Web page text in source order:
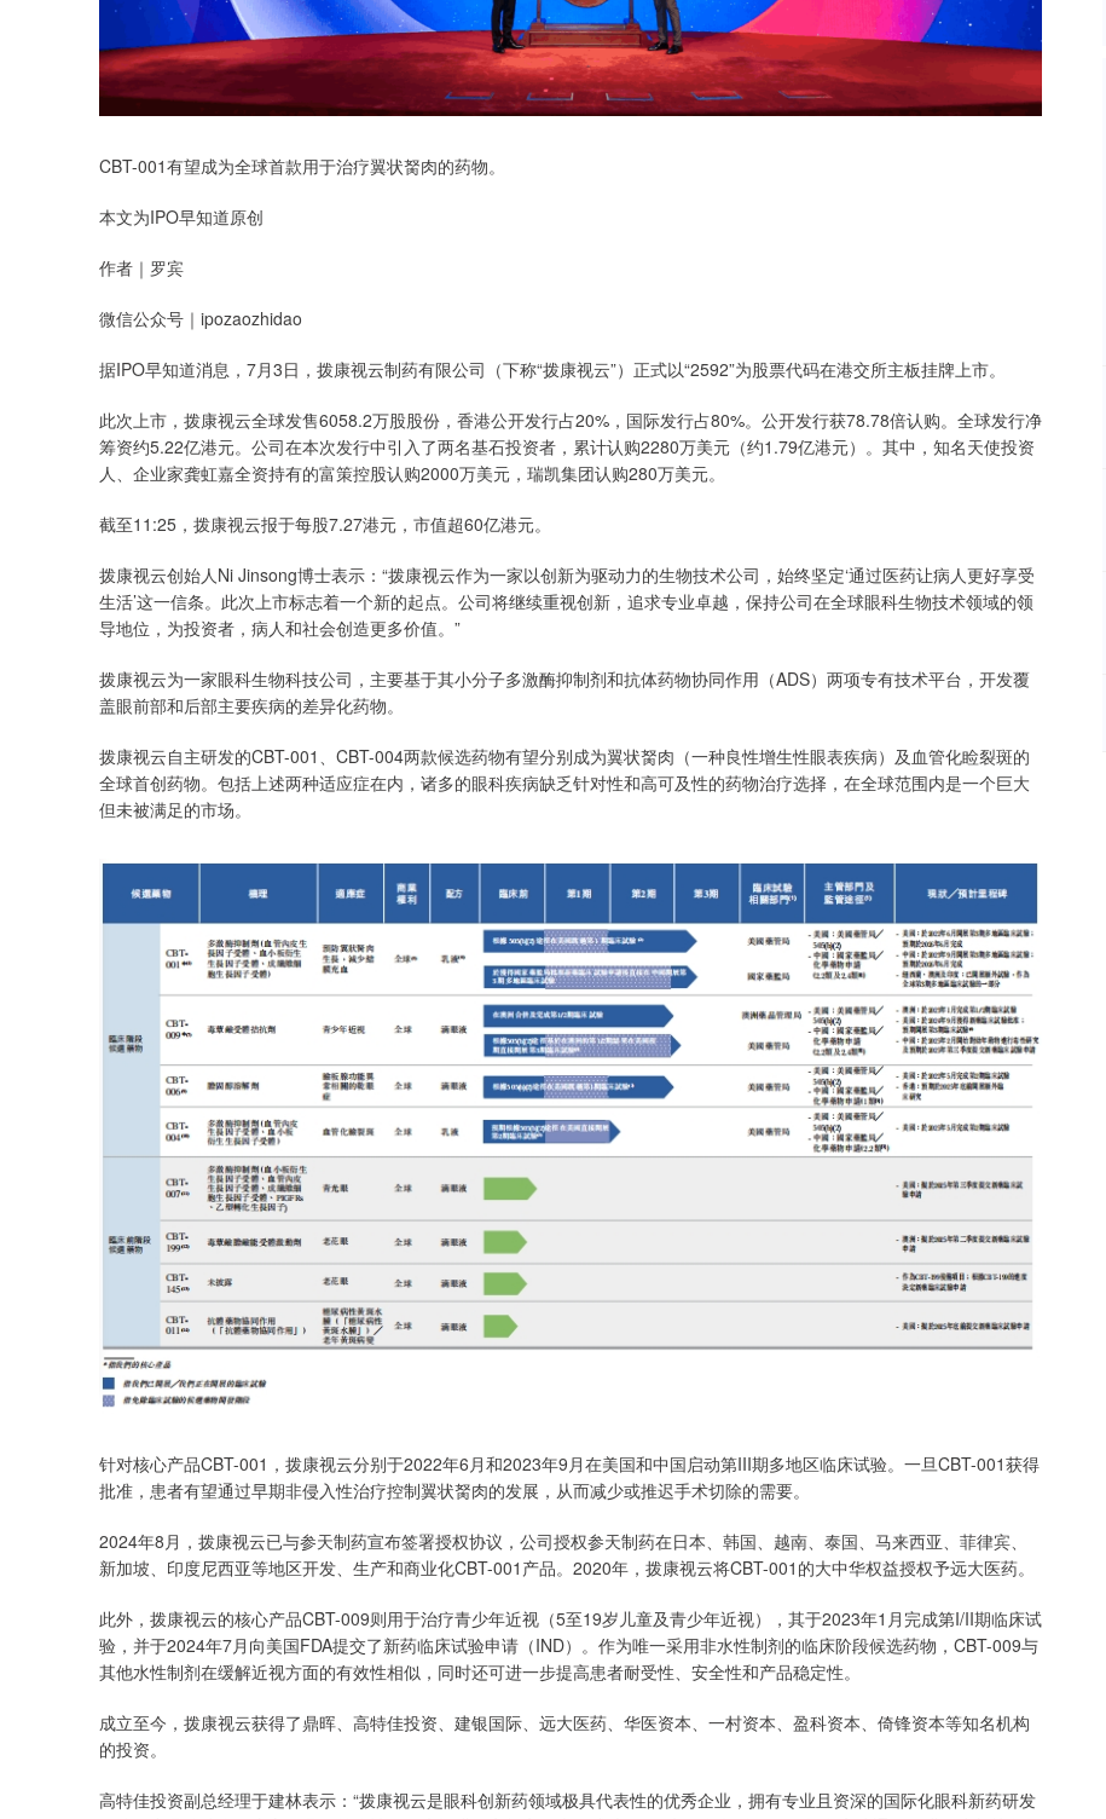
CBT-001有望成为全球首款用于治疗翼状胬肉的药物。
本文为IPO早知道原创
作者｜罗宾
微信公众号｜ipozaozhidao
据IPO早知道消息，7月3日，拨康视云制药有限公司（下称“拨康视云”）正式以“2592”为股票代码在港交所主板挂牌上市。
此次上市，拨康视云全球发售6058.2万股股份，香港公开发行占20%，国际发行占80%。公开发行获78.78倍认购。全球发行净
筹资约5.22亿港元。公司在本次发行中引入了两名基石投资者，累计认购2280万美元（约1.79亿港元）。其中，知名天使投资
人、企业家龚虹嘉全资持有的富策控股认购2000万美元，瑞凯集团认购280万美元。
截至11:25，拨康视云报于每股7.27港元，市值超60亿港元。
拨康视云创始人Ni Jinsong博士表示：“拨康视云作为一家以创新为驱动力的生物技术公司，始终坚定‘通过医药让病人更好享受
生活’这一信条。此次上市标志着一个新的起点。公司将继续重视创新，追求专业卓越，保持公司在全球眼科生物技术领域的领
导地位，为投资者，病人和社会创造更多价值。”
拨康视云为一家眼科生物科技公司，主要基于其小分子多激酶抑制剂和抗体药物协同作用（ADS）两项专有技术平台，开发覆
盖眼前部和后部主要疾病的差异化药物。
拨康视云自主研发的CBT-001、CBT-004两款候选药物有望分别成为翼状胬肉（一种良性增生性眼表疾病）及血管化睑裂斑的
全球首创药物。包括上述两种适应症在内，诸多的眼科疾病缺乏针对性和高可及性的药物治疗选择，在全球范围内是一个巨大
但未被满足的市场。
针对核心产品CBT-001，拨康视云分别于2022年6月和2023年9月在美国和中国启动第III期多地区临床试验。一旦CBT-001获得
批准，患者有望通过早期非侵入性治疗控制翼状胬肉的发展，从而减少或推迟手术切除的需要。
2024年8月，拨康视云已与参天制药宣布签署授权协议，公司授权参天制药在日本、韩国、越南、泰国、马来西亚、菲律宾、
新加坡、印度尼西亚等地区开发、生产和商业化CBT-001产品。2020年，拨康视云将CBT-001的大中华权益授权予远大医药。
此外，拨康视云的核心产品CBT-009则用于治疗青少年近视（5至19岁儿童及青少年近视），其于2023年1月完成第I/II期临床试
验，并于2024年7月向美国FDA提交了新药临床试验申请（IND）。作为唯一采用非水性制剂的临床阶段候选药物，CBT-009与
其他水性制剂在缓解近视方面的有效性相似，同时还可进一步提高患者耐受性、安全性和产品稳定性。
成立至今，拨康视云获得了鼎晖、高特佳投资、建银国际、远大医药、华医资本、一村资本、盈科资本、倚锋资本等知名机构
的投资。
高特佳投资副总经理于建林表示：“拨康视云是眼科创新药领域极具代表性的优秀企业，拥有专业且资深的国际化眼科新药研发